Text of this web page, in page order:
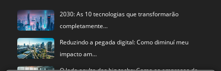
2030: As 10 tecnologias que transformarão
completamente…
Reduzindo a pegada digital: Como diminuí meu
impacto am…